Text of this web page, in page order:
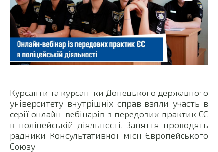
Курсанти та курсантки Донецького державного
університету внутрішніх справ взяли участь в
серії онлайн-вебінарів з передових практик ЄС
в поліцейській діяльності. Заняття проводять
радники Консультативної місії Європейського
Союзу.